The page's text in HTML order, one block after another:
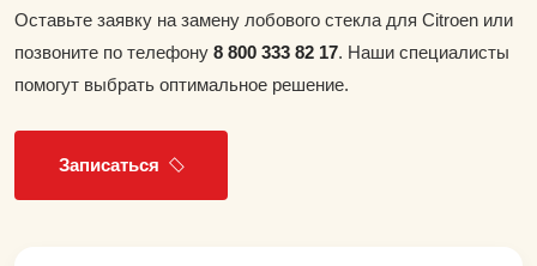
Оставьте заявку на замену лобового стекла для Citroen или
позвоните по телефону 8 800 333 82 17. Наши специалисты
помогут выбрать оптимальное решение.
Записаться